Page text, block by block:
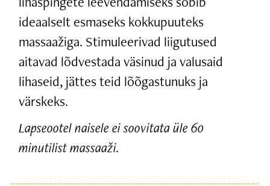
ideaalselt esmaseks kokkupuuteks
massaažiga. Stimuleerivad liigutused
aitavad lõdvestada väsinud ja valusaid
lihaseid, jättes teid lõõgastunuks ja
värskeks.
Lapseootel naisele ei soovitata üle 60
minutilist massaaži.